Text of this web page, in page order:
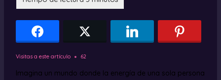
Visitas a este artículo 62
Imagina un mundo donde la energía de una sola persona